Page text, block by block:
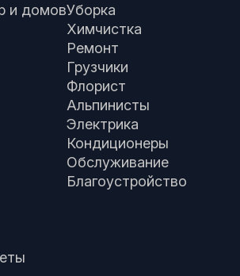
и домовУборка
Химчистка
Ремонт
Грузчики
Флорист
Альпинисты
Электрика
Кондиционеры
Обслуживание
Благоустройство